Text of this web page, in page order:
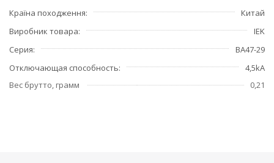
Країна походження
Китай
Виробник товара
IEK
Серия
ВА47-29
Отключающая способность
4,5kA
Вес брутто, грамм
0,21